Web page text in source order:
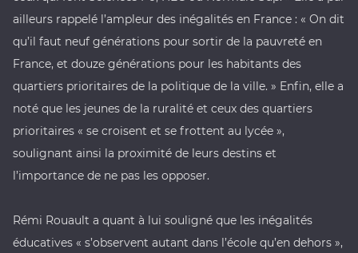
ailleurs rappelé l’ampleur des inégalités en France : « On dit
qu’il faut neuf générations pour sortir de la pauvreté en
France, et douze générations pour les habitants des
quartiers prioritaires de la politique de la ville. » Enfin, elle a
noté que les jeunes de la ruralité et ceux des quartiers
prioritaires « se croisent et se frottent au lycée »,
soulignant ainsi la proximité de leurs destins et
l’importance de ne pas les opposer.
Rémi Rouault a quant à lui souligné que les inégalités
éducatives « s’observent autant dans l’école qu’en dehors »,